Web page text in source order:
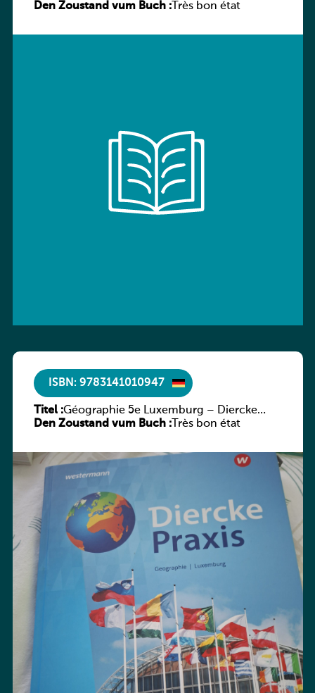
Den Zoustand vum Buch :Très bon état
ISBN: 9783141010947
Titel :Géographie 5e Luxemburg – Diercke
Praxis
Den Zoustand vum Buch :Très bon état